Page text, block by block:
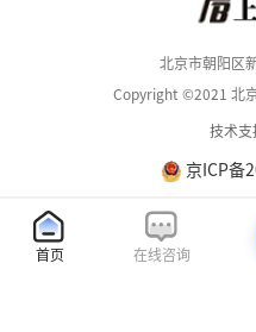
费
首页 在线咨询
北京市朝阳区
Copyright ©2021 北
技术
京ICP备